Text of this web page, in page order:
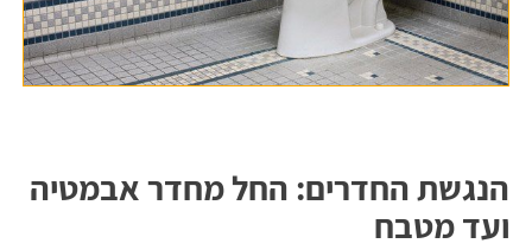
הנגשת החדרים: החל מחדר אבמטיה
ועד מטבח